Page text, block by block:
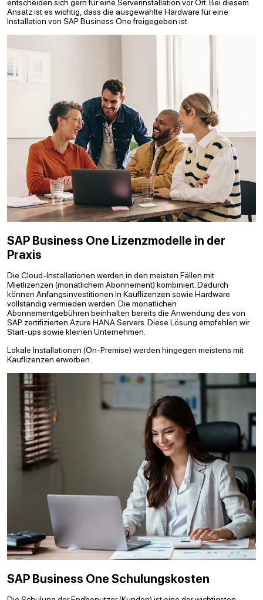
entscheiden sich gern für eine Serverinstallation vor Ort. Bei diesem
Ansatz ist es wichtig, dass die ausgewählte Hardware für eine
Installation von SAP Business One freigegeben ist.
SAP Business One Lizenzmodelle in der
Praxis
Die Cloud-Installationen werden in den meisten Fällen mit
Mietlizenzen (monatlichem Abonnement) kombiniert. Dadurch
können Anfangsinvestitionen in Kauflizenzen sowie Hardware
vollständig vermieden werden. Die monatlichen
Abonnementgebühren beinhalten bereits die Anwendung des von
SAP zertifizierten Azure HANA Servers. Diese Lösung empfehlen wir
Start-ups sowie kleinen Unternehmen.
Lokale Installationen (On-Premise) werden hingegen meistens mit
Kauflizenzen erworben.
SAP Business One Schulungskosten